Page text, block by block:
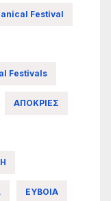
Festival
Festivals
ΑΠΟΚΡΙΕΣ
ΕΥΒΟΙΑ